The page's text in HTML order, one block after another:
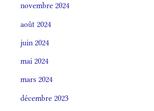
novembre 2024
août 2024
juin 2024
mai 2024
mars 2024
décembre 2023